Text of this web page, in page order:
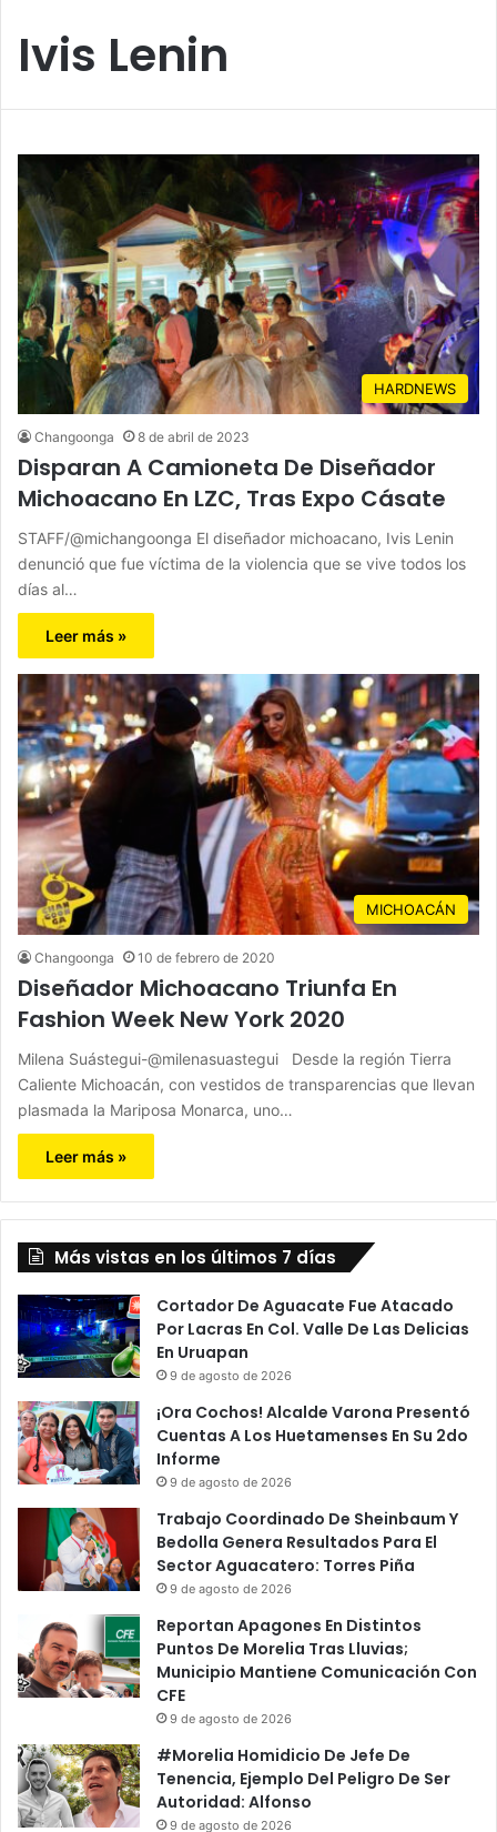
Ivis Lenin
HARDNEWS
Changoonga 8 de abril de 2023
Disparan A Camioneta De Diseñador
Michoacano En LZC, Tras Expo Cásate
STAFF/@michangoonga El diseñador michoacano, Ivis Lenin
denunció que fue víctima de la violencia que se vive todos los
días al…
Leer más »
MICHOACÁN
Changoonga 10 de febrero de 2020
Diseñador Michoacano Triunfa En
Fashion Week New York 2020
Milena Suástegui-@milenasuastegui Desde la región Tierra
Caliente Michoacán, con vestidos de transparencias que llevan
plasmada la Mariposa Monarca, uno…
Leer más »
Más vistas en los últimos 7 días
Cortador De Aguacate Fue Atacado
Por Lacras En Col. Valle De Las Delicias
En Uruapan
9 de agosto de 2026
¡Ora Cochos! Alcalde Varona Presentó
Cuentas A Los Huetamenses En Su 2do
Informe
9 de agosto de 2026
Trabajo Coordinado De Sheinbaum Y
Bedolla Genera Resultados Para El
Sector Aguacatero: Torres Piña
9 de agosto de 2026
Reportan Apagones En Distintos
Puntos De Morelia Tras Lluvias;
Municipio Mantiene Comunicación Con
CFE
9 de agosto de 2026
#Morelia Homidicio De Jefe De
Tenencia, Ejemplo Del Peligro De Ser
Autoridad: Alfonso
9 de agosto de 2026